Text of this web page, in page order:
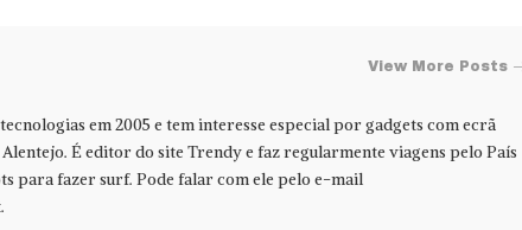
View More Posts
em 2005 e tem interesse especial por gadgets com ecrã
É editor do site Trendy e faz regularmente viagens pelo País
para fazer surf. Pode falar com ele pelo e-mail
.